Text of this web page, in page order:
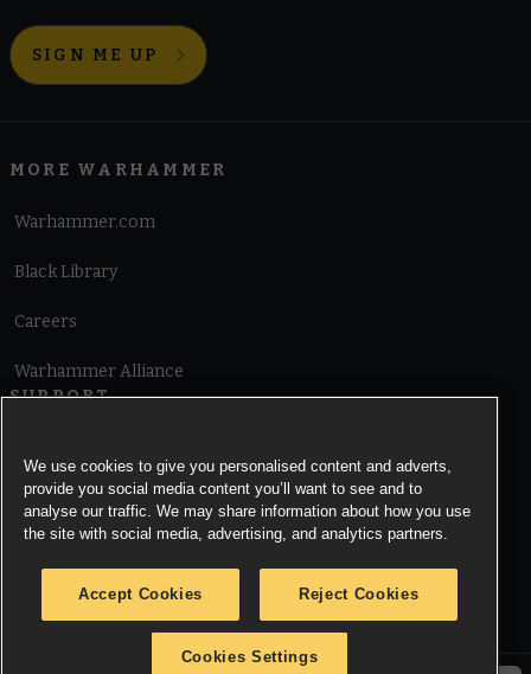
SIGN ME UP
MORE WARHAMMER
Warhammer.com
Black Library
Careers
Warhammer Alliance
SUPPORT
Cookie Notice
We use cookies to give you personalised content and adverts,
provide you social media content you’ll want to see and to
analyse our traffic. We may share information about how you use
the site with social media, advertising, and analytics partners.
Accept Cookies Reject Cookies
Cookies Settings